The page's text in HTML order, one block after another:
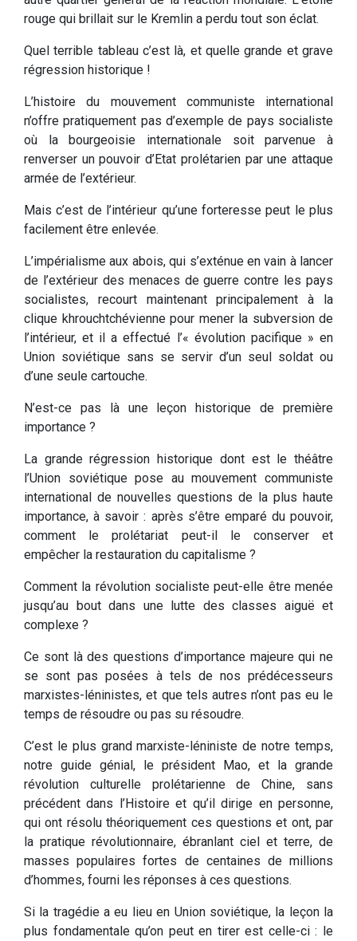
rouge qui brillait sur le Kremlin a perdu tout son éclat.
Quel terrible tableau c’est là, et quelle grande et grave
régression historique !
L’histoire du mouvement communiste international
n’offre pratiquement pas d’exemple de pays socialiste
où la bourgeoisie internationale soit parvenue à
renverser un pouvoir d’Etat prolétarien par une attaque
armée de l’extérieur.
Mais c’est de l’intérieur qu’une forteresse peut le plus
facilement être enlevée.
L’impérialisme aux abois, qui s’exténue en vain à lancer
de l’extérieur des menaces de guerre contre les pays
socialistes, recourt maintenant principalement à la
clique khrouchtchévienne pour mener la subversion de
l’intérieur, et il a effectué l’« évolution pacifique » en
Union soviétique sans se servir d’un seul soldat ou
d’une seule cartouche.
N’est-ce pas là une leçon historique de première
importance ?
La grande régression historique dont est le théâtre
l’Union soviétique pose au mouvement communiste
international de nouvelles questions de la plus haute
importance, à savoir : après s’être emparé du pouvoir,
comment le prolétariat peut-il le conserver et
empêcher la restauration du capitalisme ?
Comment la révolution socialiste peut-elle être menée
jusqu’au bout dans une lutte des classes aiguë et
complexe ?
Ce sont là des questions d’importance majeure qui ne
se sont pas posées à tels de nos prédécesseurs
marxistes-léninistes, et que tels autres n’ont pas eu le
temps de résoudre ou pas su résoudre.
C’est le plus grand marxiste-léniniste de notre temps,
notre guide génial, le président Mao, et la grande
révolution culturelle prolétarienne de Chine, sans
précédent dans l’Histoire et qu’il dirige en personne,
qui ont résolu théoriquement ces questions et ont, par
la pratique révolutionnaire, ébranlant ciel et terre, de
masses populaires fortes de centaines de millions
d’hommes, fourni les réponses à ces questions.
Si la tragédie a eu lieu en Union soviétique, la leçon la
plus fondamentale qu’on peut en tirer est celle-ci : le